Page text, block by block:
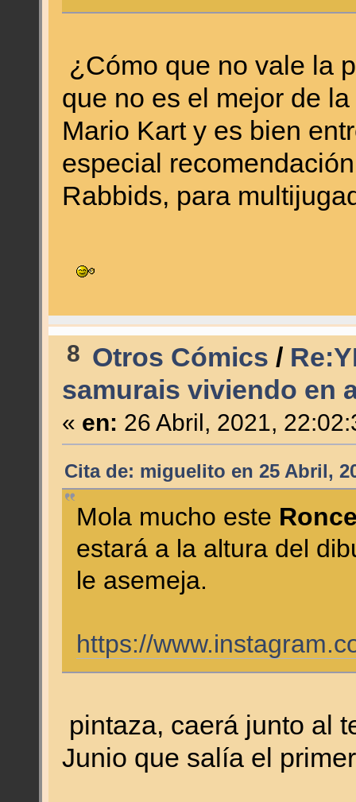
¿Cómo que no vale la
que no es el mejor de
Mario Kart y es bien
especial
Rabbids, para
8 Otros Cómics /
samurais viviendo en
« en: 26 Abril, 2021,
Cita de: miguelito en 25 Abril,
Mola mucho este
estará a la altura del
le asemeja.
https://
pintaza, caerá junto al
Junio que salía el